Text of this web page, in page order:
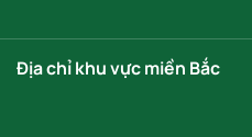
Địa chỉ khu vực miền Bắc